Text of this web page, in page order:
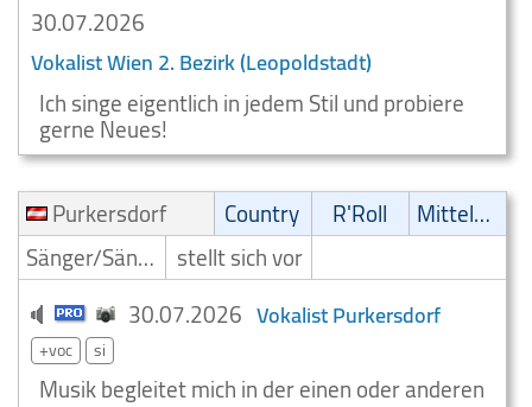
30.07.2026
Vokalist Wien 2. Bezirk (Leopoldstadt)
Ich singe eigentlich in jedem Stil und probiere
gerne Neues!
Purkersdorf
Country R'Roll
Mittelalter
Sänger/Sängerin stellt sich vor
30.07.2026 Vokalist Purkersdorf
+voc si
Musik begleitet mich in der einen oder anderen